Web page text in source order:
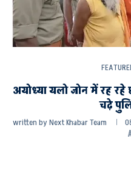
अयोध्या यलो जोन में रह रहे
चढ़े
written byNext Khabar Team